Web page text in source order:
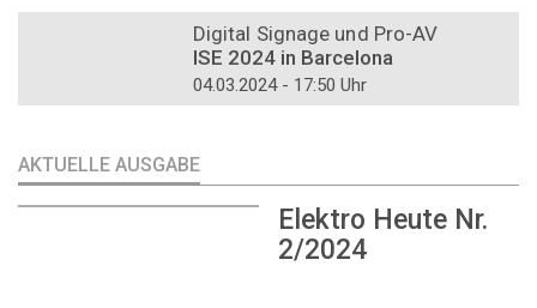
Digital Signage und Pro-AV
ISE 2024 in Barcelona
04.03.2024 - 17:50 Uhr
AKTUELLE AUSGABE
Elektro Heute Nr.
2/2024